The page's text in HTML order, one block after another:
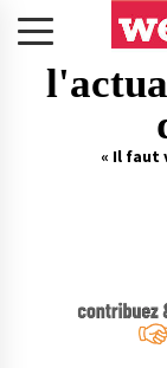
« Il faut